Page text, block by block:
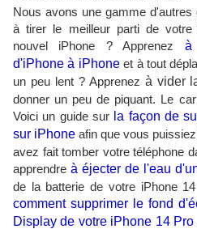
Nous avons une gamme
à tirer le meilleur parti de
nouvel iPhone ? Apprenez à
d'iPhone à iPhoneet à tout
un peu lent ? Apprenez à vider
donner un peu de piquant. Le
Voici un guide sur la façon de
sur iPhone afin que vous
avez fait tomber votre téléphone
apprendre à éjecter de l'eau
de la batterie de votre iPhone
comment supprimer le fond
Display de votre iPhone 14 Pro